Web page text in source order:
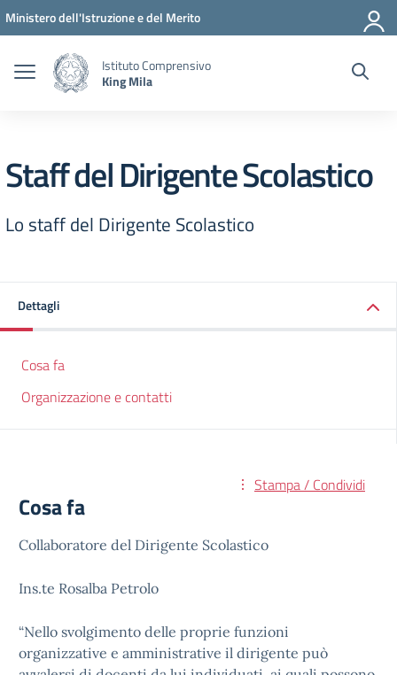
Vai ai contenuti
Vai al menu di navigazione
Vai al footer
Ministero dell'Istruzione e del Merito
Istituto Comprensivo
King Mila
Staff del Dirigente Scolastico
Lo staff del Dirigente Scolastico
Dettagli
Cosa fa
Organizzazione e contatti
Stampa / Condividi
Cosa fa
Collaboratore del Dirigente Scolastico
Ins.te Rosalba Petrolo
“Nello svolgimento delle proprie funzioni
organizzative e amministrative il dirigente può